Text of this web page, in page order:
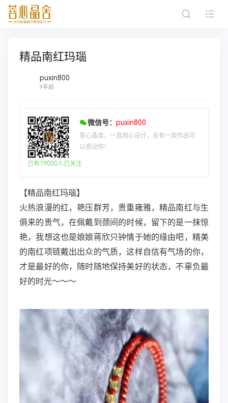
精品南红玛瑙
puxin800
9年前
微信号： puxin800
菩心晶舍，一直用心设计，总有一款作品可
以感动你！
已有19000人已关注
【精品南红玛瑙】
火热浪漫的红，艳压群芳，贵重雍雅，精品南红与生
俱来的贵气，在佩戴到颈间的时候，留下的是一抹惊
艳，我想这也是娘娘蒋欣只钟情于她的缘由吧，精美
的南红项链戴出出众的气质，这样自信有气场的你，
才是最好的你，随时随地保持美好的状态，不辜负最
好的时光～～～